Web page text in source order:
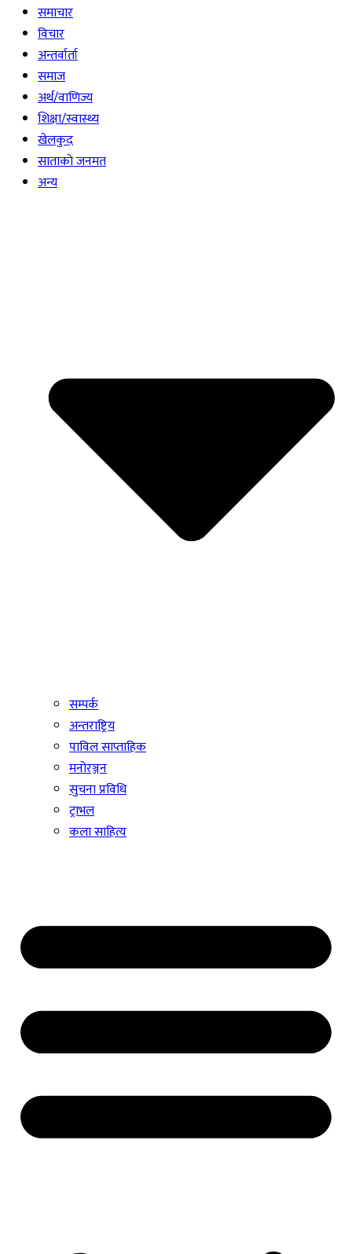
समाचार
विचार
अन्तर्वार्ता
समाज
अर्थ/वाणिज्य
शिक्षा/स्वास्थ्य
खेलकुद
साताकाे जनमत
अन्य
सम्पर्क
अन्तराष्ट्रिय
पाविल साप्ताहिक
मनोरञ्जन
सुचना प्रविधि
ट्राभल
कला साहित्य